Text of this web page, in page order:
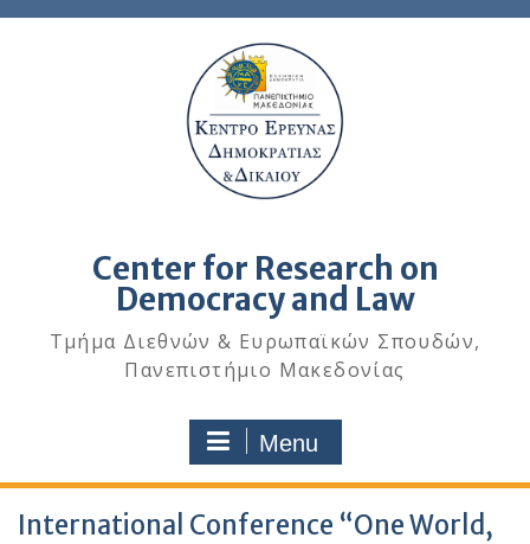
Center for Research on
Democracy and Law
Τμήμα Διεθνών & Ευρωπαϊκών Σπουδών,
Πανεπιστήμιο Μακεδονίας
Menu
International Conference “One World,